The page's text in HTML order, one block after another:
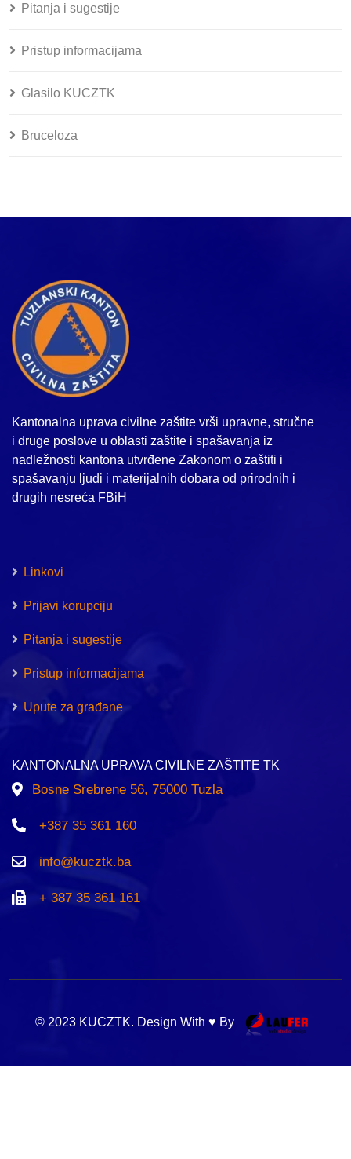
Pitanja i sugestije
Pristup informacijama
Glasilo KUCZTK
Bruceloza
Kantonalna uprava civilne zaštite vrši upravne, stručne
i druge poslove u oblasti zaštite i spašavanja iz
nadležnosti kantona utvrđene Zakonom o zaštiti i
spašavanju ljudi i materijalnih dobara od prirodnih i
drugih nesreća FBiH
Linkovi
Prijavi korupciju
Pitanja i sugestije
Pristup informacijama
Upute za građane
KANTONALNA UPRAVA CIVILNE ZAŠTITE TK
Bosne Srebrene 56, 75000 Tuzla
+387 35 361 160
info@kucztk.ba
+ 387 35 361 161
© 2023 KUCZTK. Design With ♥ By